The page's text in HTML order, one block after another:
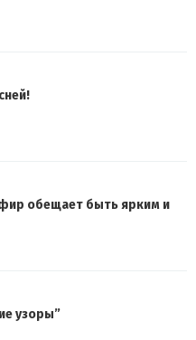
обещает быть ярким и
узоры”